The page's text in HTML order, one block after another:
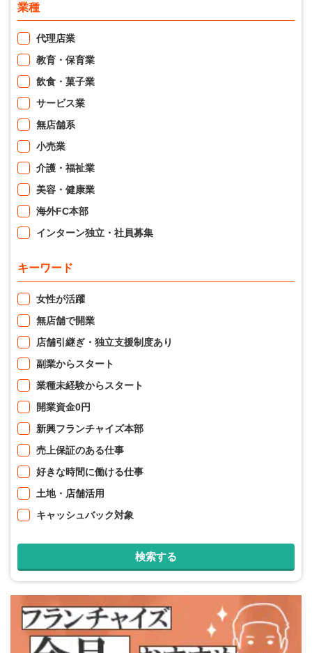
業種
代理店業
教育・保育業
飲食・菓子業
サービス業
無店舗系
小売業
介護・福祉業
美容・健康業
海外FC本部
インターン独立・社員募集
キーワード
女性が活躍
無店舗で開業
店舗引継ぎ・独立支援制度あり
副業からスタート
業種未経験からスタート
開業資金0円
新興フランチャイズ本部
売上保証のある仕事
好きな時間に働ける仕事
土地・店舗活用
キャッシュバック対象